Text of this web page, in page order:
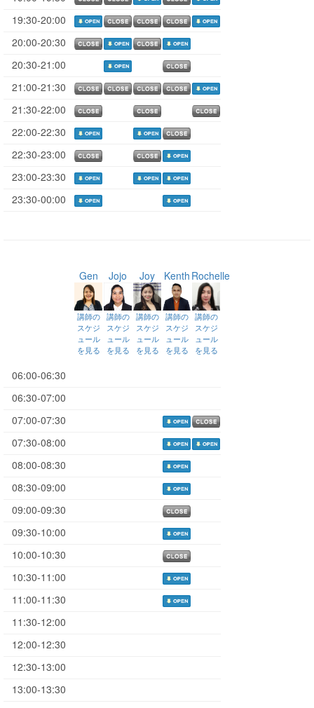
19:30-20:00
20:00-20:30
20:30-21:00
21:00-21:30
21:30-22:00
22:00-22:30
22:30-23:00
23:00-23:30
23:30-00:00
06:00-06:30
06:30-07:00
07:00-07:30
07:30-08:00
08:00-08:30
08:30-09:00
09:00-09:30
09:30-10:00
10:00-10:30
10:30-11:00
11:00-11:30
11:30-12:00
12:00-12:30
12:30-13:00
13:00-13:30
Gen
講師の
スケジ
ュール
を見る
Jojo
講師の
スケジ
ュール
を見る
Joy
講師の
スケジ
ュール
を見る
Kenth
講師の
スケジ
ュール
を見る
Rochelle
講師の
スケジ
ュール
を見る